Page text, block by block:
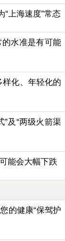
“上海速度”常态
水准是有可能
化、年轻化的
”及“两级火箭渠
能会大幅下跌
的健康“保驾护